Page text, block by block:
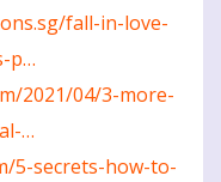
fall-in-love-
p…
2021/04/3-more-
…
5-secrets-how-to-